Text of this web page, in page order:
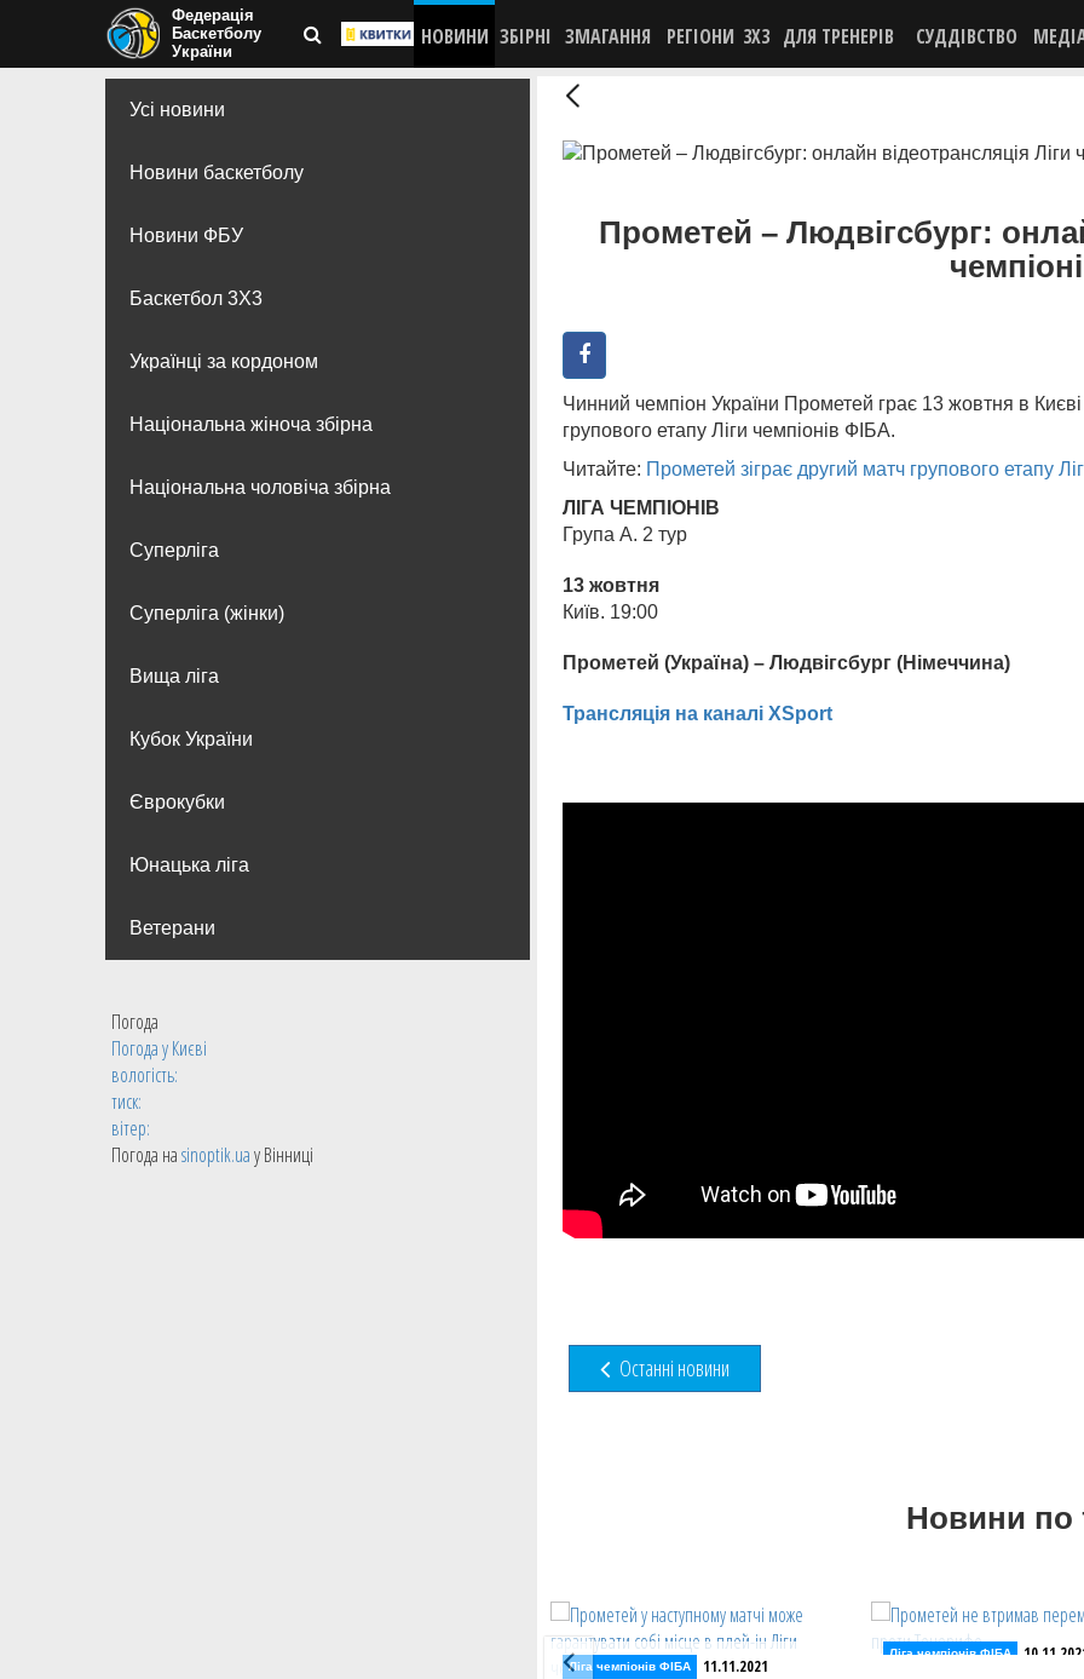
Федерація
Баскетболу
України
НОВИНИ ЗБІРНІ ЗМАГАННЯ РЕГІОНИ 3X3 ДЛЯ ТРЕНЕРІВ СУДДІВСТВО
Усі новини
Новини баскетболу
Новини ФБУ
Баскетбол 3Х3
Українці за кордоном
Національна жіноча збірна
Національна чоловіча збірна
Суперліга
Суперліга (жінки)
Вища лiга
Кубок України
Єврокубки
Юнацька ліга
Ветерани
Погода
Погода уКиєві
вологість:
тиск:
вітер:
Погода наsinoptik.uaу Вінниці
Прометей – Людвігсбург:
Чинний чемпіон України Прометей грає 13 жовтня в
групового етапу Ліги чемпіонів ФІБА.
Читайте: Прометей зіграє другий матч групового етапу
ЛІГА ЧЕМПІОНІВ
Група А. 2 тур
13 жовтня
Київ. 19:00
Прометей (Україна) – Людвігсбург (Німеччина)
Трансляція на каналі XSport
Останні новини
Новини по
Ліга чемпіонів ФІБА 11.11.2021
Ліга чемпіонів ФІБА